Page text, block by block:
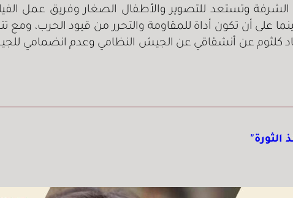
وتستعد للتصوير والأطفال الصغار وفريق عمل
على أن تكون أداة للمقاومة والتحرر من قيود الحرب، ومع
كلثوم عن أنشقاقي عن الجيش النظامي وعدم انضمامي